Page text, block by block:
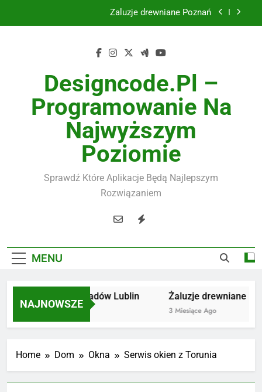
Instalacje elektryczne Gdańsk
Żaluzje drewniane Poznań
Instalacje elektryczne Gdańsk
Wysokiej jakości spławik elektryczny
Designcode.pl –
Programowanie Na
Najwyższym
Poziomie
Sprawdź Które Aplikacje Będą Najlepszym
Rozwiązaniem
MENU
NAJNOWSZE
Utylizacja odpadów Lublin
2 Miesiące Ago
Żaluzje drewniane
3 Miesiące Ago
Home Dom Okna Serwis okien z Torunia